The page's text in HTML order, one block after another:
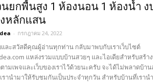
ยกพื้นสูง 1 ห้องนอน 1 ห้องน้ำ ง
หลักแสน
- กรกฎาคม 24, 2022
ละสวัสดีคุณผู้อ่านทุกท่าน กลับมาพบกับเราเว็บไซต์
แหล่งรวมแบบบ้านสวยๆ และไอเดียสำหรับสร้
ามเพจและเว็บของเราไว้ด้วยนะครับ จะได้ไม่พลาดบ้า
รานำมาให้รับชมกันเป็นประจำทุกวัน สำหรับบ้านที่เรา